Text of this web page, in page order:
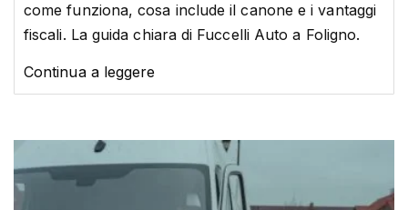
come funziona, cosa include il canone e i vantaggi
fiscali. La guida chiara di Fuccelli Auto a Foligno.
Continua a leggere